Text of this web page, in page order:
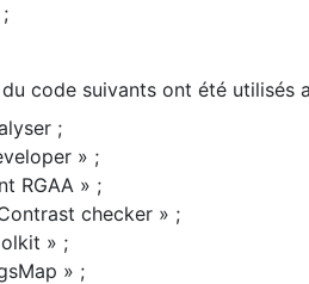
code suivants ont été utilisés
;
» ;
RGAA » ;
checker » ;
» ;
» ;